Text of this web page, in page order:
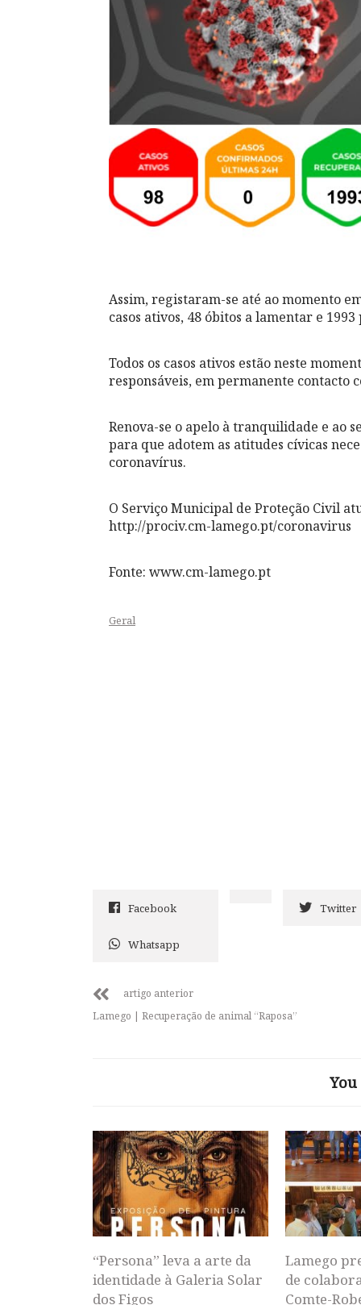
Assim, registaram-se até ao momento
casos ativos, 48 óbitos a lamentar e
Todos os casos ativos estão neste
responsáveis, em permanente contacto
Renova-se o apelo à tranquilidade e ao
para que adotem as atitudes cívicas
coronavírus.
O Serviço Municipal de Proteção Civil
http://prociv.cm-lamego.pt/coronavirus
Fonte: www.cm-lamego.pt
Geral
Facebook Twitter
Whatsapp
artigo anterior
Lamego | Recuperação de animal “Raposa”
“Persona” leva a arte da
identidade à Galeria Solar
dos Figos
Lamego
de
Comte-